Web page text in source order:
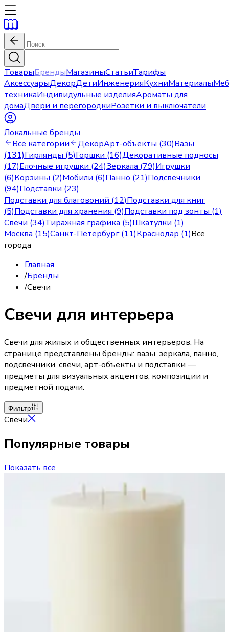
ТоварыБрендыМагазиныСтатьиТарифы
АксессуарыДекорДетиИнженерияКухниМатериалы
техникаИндивидульные изделияАроматы для
домаДвери и перегородкиРозетки и выключатели
Локальные бренды
Все категории
ДекорАрт-объекты (30)Вазы
(131)Гирлянды (5)Горшки (16)Декоративные подносы
(17)Елочные игрушки (24)Зеркала (79)Игрушки
(6)Корзины (2)Мобили (6)Панно (21)Подсвечники
(94)Подставки (23)
Подставки для благовоний (12)Подставки для книг
(5)Подставки для хранения (9)Подставки под зонты (1)
Свечи (34)Тиражная графика (5)Шкатулки (1)
Москва (15)Санкт-Петербург(11)Краснодар (1)Все
города
Главная
/Бренды
/Свечи
Свечи для интерьера
Свечи для жилых и общественных интерьеров. На
странице представлены бренды: вазы, зеркала, панно,
подсвечники, свечи, арт-объекты и подставки —
предметы для визуальных акцентов, композиции и
предметной подачи.
Фильтр
Свечи
Популярные товары
Показать все